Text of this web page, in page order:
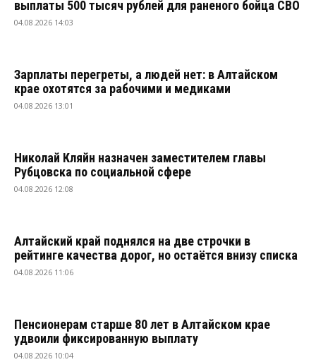
выплаты 500 тысяч рублей для раненого бойца СВО
04.08.2026 14:03
Зарплаты перегреты, а людей нет: в Алтайском
крае охотятся за рабочими и медиками
04.08.2026 13:01
Николай Кляйн назначен заместителем главы
Рубцовска по социальной сфере
04.08.2026 12:08
Алтайский край поднялся на две строчки в
рейтинге качества дорог, но остаётся внизу списка
04.08.2026 11:06
Пенсионерам старше 80 лет в Алтайском крае
удвоили фиксированную выплату
04.08.2026 10:04